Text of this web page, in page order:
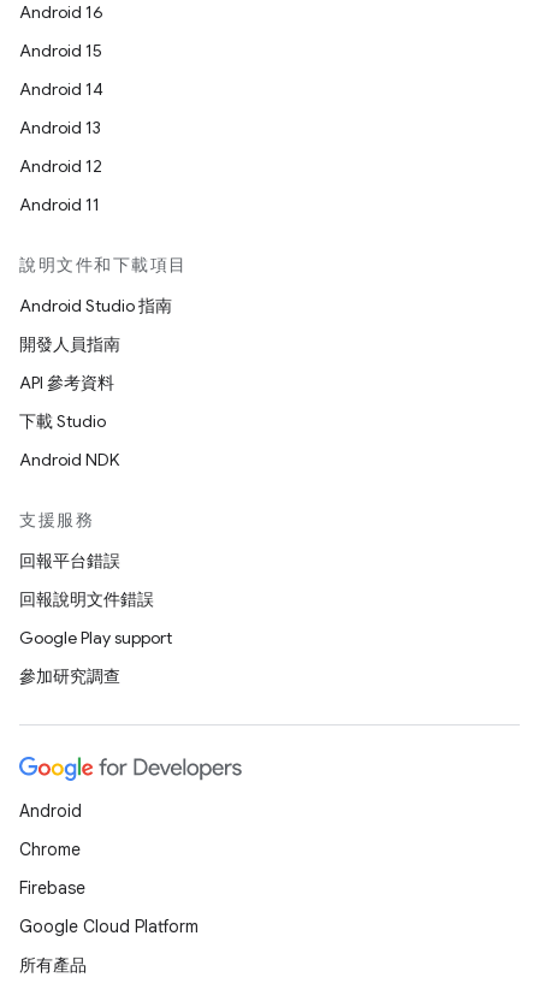
Android 16
Android 15
Android 14
Android 13
Android 12
Android 11
說明文件和下載項目
Android Studio 指南
開發人員指南
API 參考資料
下載 Studio
Android NDK
支援服務
回報平台錯誤
回報說明文件錯誤
Google Play support
參加研究調查
Android
Chrome
Firebase
Google Cloud Platform
所有產品